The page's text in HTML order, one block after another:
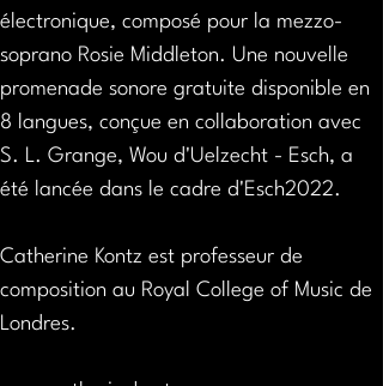
électronique, composé pour la mezzo-
soprano Rosie Middleton. Une nouvelle
promenade sonore gratuite disponible en
8 langues, conçue en collaboration avec
S. L. Grange, Wou d'Uelzecht - Esch, a
été lancée dans le cadre d'Esch2022.
Catherine Kontz est professeur de
composition au Royal College of Music de
Londres.